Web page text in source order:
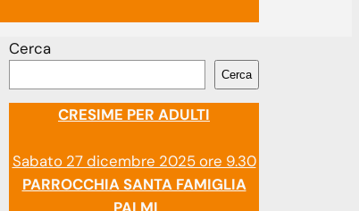
Cerca
Cerca
CRESIME PER ADULTI
Sabato 27 dicembre 2025 ore 9.30
PARROCCHIA SANTA FAMIGLIA